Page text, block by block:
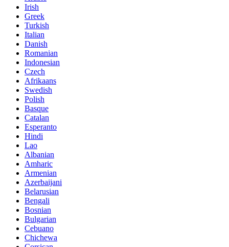
Irish
Greek
Turkish
Italian
Danish
Romanian
Indonesian
Czech
Afrikaans
Swedish
Polish
Basque
Catalan
Esperanto
Hindi
Lao
Albanian
Amharic
Armenian
Azerbaijani
Belarusian
Bengali
Bosnian
Bulgarian
Cebuano
Chichewa